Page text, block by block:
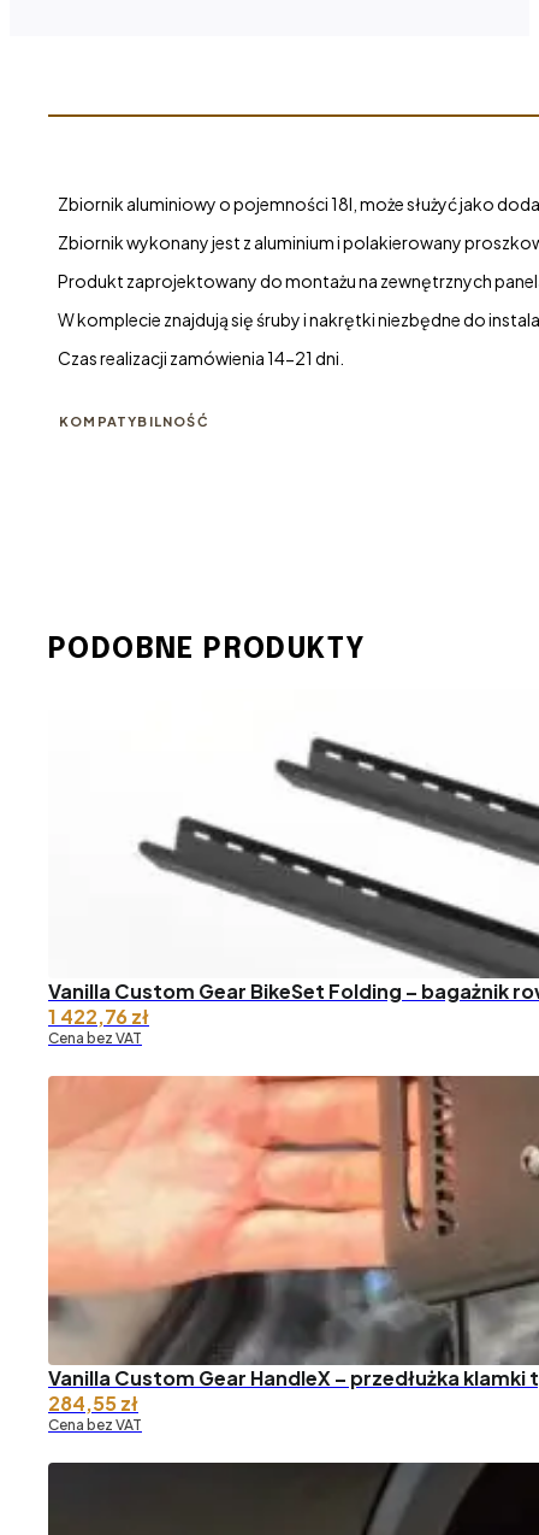
Zbiornik aluminiowy o pojemności 18l, może służyć jako
Zbiornik wykonany jest z aluminium i polakierowany
Produkt zaprojektowany do montażu na zewnętrznych
W komplecie znajdują się śruby i nakrętki niezbędne do
Czas realizacji zamówienia 14-21 dni.
KOMPATYBILNOŚĆ
PODOBNE PRODUKTY
Vanilla Custom Gear BikeSet Folding – bagażnik
1 422,76zł
Cena bez VAT
Vanilla Custom Gear HandleX – przedłużka
284,55zł
Cena bez VAT